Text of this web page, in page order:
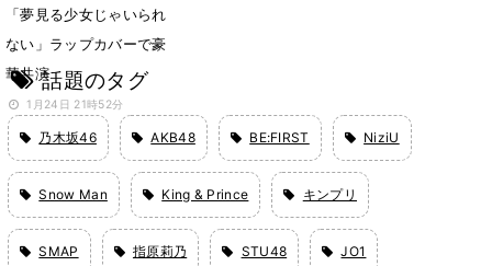
「夢見る少女じゃいられ
ない」ラップカバーで豪
華共演
1月24日 21時52分
話題のタグ
乃木坂46 AKB48 BE:FIRST NiziU
Snow Man King & Prince キンプリ
SMAP 指原莉乃 STU48 JO1